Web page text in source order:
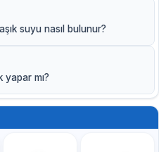
suyu nasıl bulunur?
yapar mı?